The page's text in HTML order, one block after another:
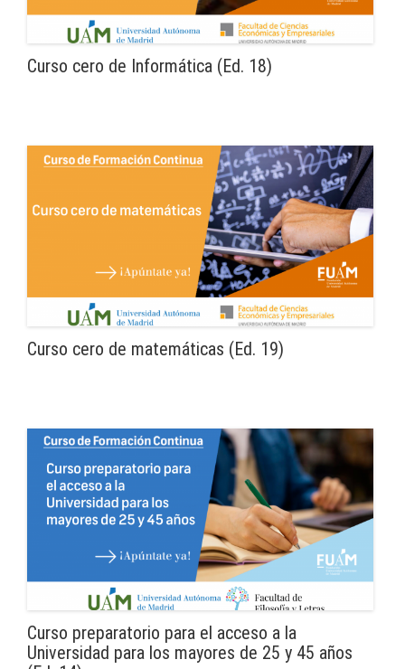
Curso cero de Informática (Ed. 18)
Curso cero de matemáticas (Ed. 19)
Curso preparatorio para el acceso a la
Universidad para los mayores de 25 y 45 años